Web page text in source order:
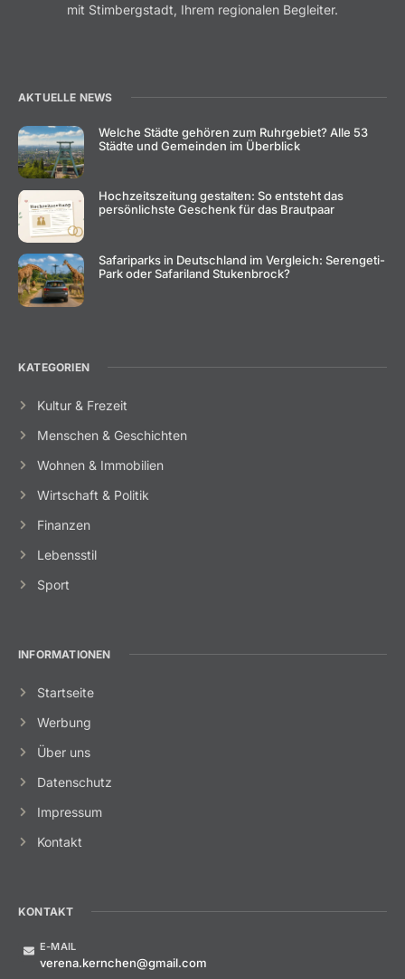
mit Stimbergstadt, Ihrem regionalen Begleiter.
AKTUELLE NEWS
Welche Städte gehören zum Ruhrgebiet? Alle 53
Städte und Gemeinden im Überblick
Hochzeitszeitung gestalten: So entsteht das
persönlichste Geschenk für das Brautpaar
Safariparks in Deutschland im Vergleich: Serengeti-
Park oder Safariland Stukenbrock?
KATEGORIEN
Kultur & Frezeit
Menschen & Geschichten
Wohnen & Immobilien
Wirtschaft & Politik
Finanzen
Lebensstil
Sport
INFORMATIONEN
Startseite
Werbung
Über uns
Datenschutz
Impressum
Kontakt
KONTAKT
E-MAIL
verena.kernchen@gmail.com